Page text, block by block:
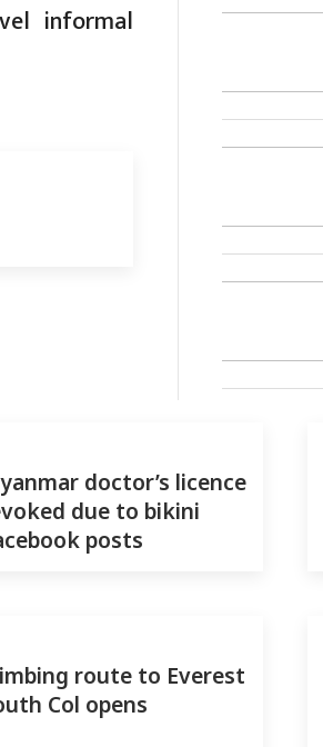
informal
doctor’s licence
due to bikini
posts
route to Everest
Col opens